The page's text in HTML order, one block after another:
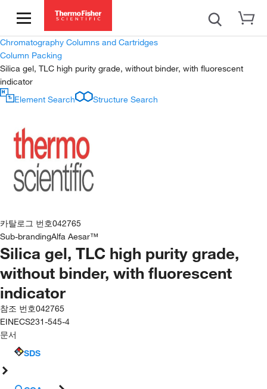
Chromatography Columns and Cartridges
Column Packing
Silica gel, TLC high purity grade, without binder, with fluorescent
indicator
Element Search
Structure Search
카탈로그 번호042765
Sub-brandingAlfa Aesar™
Silica gel, TLC high purity grade,
without binder, with fluorescent
indicator
참조 번호042765
EINECS231-545-4
문서
SDS